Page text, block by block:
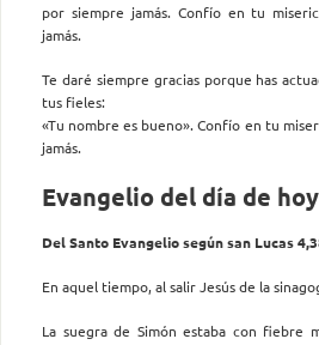
por siempre jamás. Confío en tu
jamás.
Te daré siempre gracias porque has
tus fieles:
«Tu nombre es bueno». Confío en tu
jamás.
Evangelio del día de hoy
Del Santo Evangelio según san Lucas
En aquel tiempo, al salir Jesús de la
La suegra de Simón estaba con fiebre